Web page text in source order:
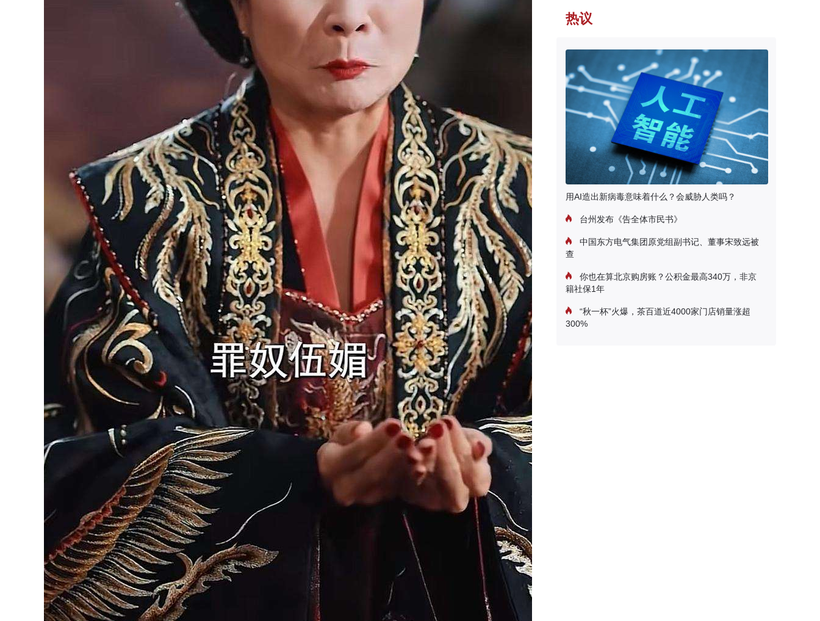
热议
用AI造出新病毒意味着什么？会威胁人类吗？
台州发布《告全体市民书》
中国东方电气集团原党组副书记、董事宋致远被
查
你也在算北京购房账？公积金最高340万，非京
籍社保1年
“秋一杯”火爆，茶百道近4000家门店销量涨超
300%